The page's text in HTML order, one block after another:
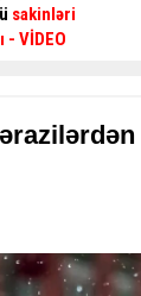
- VİDEO